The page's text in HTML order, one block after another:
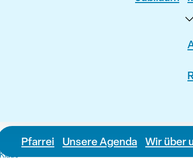
Pfarrei Unsere Agenda Wir über